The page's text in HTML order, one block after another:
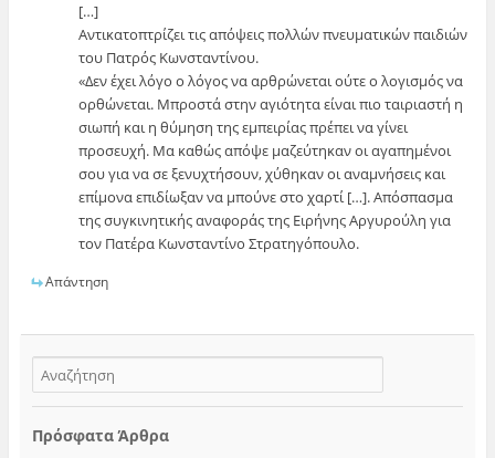
[…]
Αντικατοπτρίζει τις απόψεις πολλών πνευματικών παιδιών
του Πατρός Κωνσταντίνου.
«Δεν έχει λόγο ο λόγος να αρθρώνεται ούτε ο λογισμός να
ορθώνεται. Μπροστά στην αγιότητα είναι πιο ταιριαστή η
σιωπή και η θύμηση της εμπειρίας πρέπει να γίνει
προσευχή. Μα καθώς απόψε μαζεύτηκαν οι αγαπημένοι
σου για να σε ξενυχτήσουν, χύθηκαν οι αναμνήσεις και
επίμονα επιδίωξαν να μπούνε στο χαρτί […]. Απόσπασμα
της συγκινητικής αναφοράς της Ειρήνης Αργυρούλη για
τον Πατέρα Κωνσταντίνο Στρατηγόπουλο.
Απάντηση
Πρόσφατα Άρθρα